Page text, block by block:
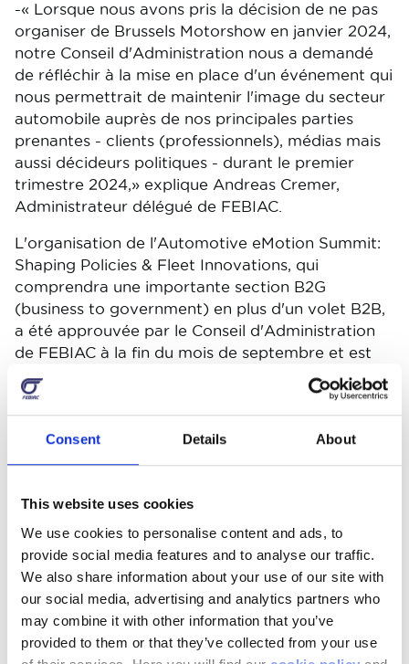
Consent Details About
This website uses cookies
We use cookies to personalise content and ads, to
provide social media features and to analyse our traffic.
We also share information about your use of our site with
our social media, advertising and analytics partners who
may combine it with other information that you’ve
provided to them or that they’ve collected from your use
-« Lorsque nous avons pris la décision de ne pas
organiser de Brussels Motorshow en janvier 2024,
notre Conseil d'Administration nous a demandé
de réfléchir à la mise en place d'un événement qui
nous permettrait de maintenir l'image du secteur
automobile auprès de nos principales parties
prenantes - clients (professionnels), médias mais
aussi décideurs politiques - durant le premier
trimestre 2024,» explique Andreas Cremer,
Administrateur délégué de FEBIAC.
L'organisation de l'Automotive eMotion Summit:
Shaping Policies & Fleet Innovations, qui
comprendra une importante section B2G
(business to government) en plus d'un volet B2B,
a été approuvée par le Conseil d'Administration
de FEBIAC à la fin du mois de septembre et est
actuellement en cours de finalisation par les
différentes équipes de la fédération.
-« Entre la présidence belge du Conseil européen
en termes d'élaboration de politiques. Pour notre
demeurer sur la touche dans une période aussi
importante, » poursuit Kris Gysels, Directeur
Public Affairs de FEBIAC. « Plus que jamais, nous
devons mettre en avant nos développements
technologiques, nos produits et nos services mais
aussi engager un débat ouvert avec le monde